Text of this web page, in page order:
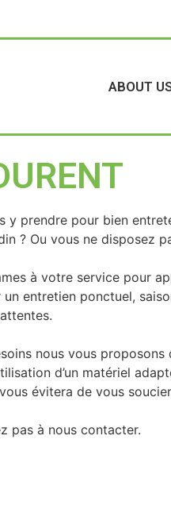
ABOUT
y prendre pour bien
? Ou vous ne disposez
à votre service pour
entretien ponctuel,
nous vous
d’un matériel
évitera de vous
pas à nous contacter.